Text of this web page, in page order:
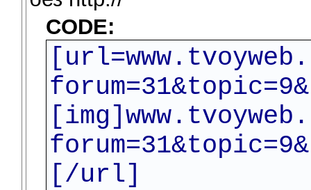
CODE:
[/url]